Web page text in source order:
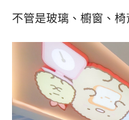
不管是玻璃、櫥窗、